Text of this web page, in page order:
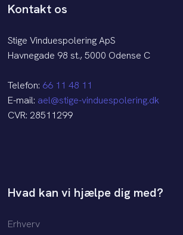
Kontakt os
Stige Vinduespolering ApS
Havnegade 98 st., 5000 Odense C
Telefon: 66 11 48 11
E-mail: ael@stige-vinduespolering.dk
CVR: 28511299​
Hvad kan vi hjælpe dig med?
Erhverv